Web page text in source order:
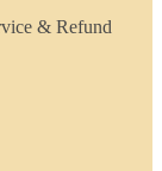
& Refund